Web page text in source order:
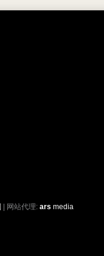
| 网站代理: ars media